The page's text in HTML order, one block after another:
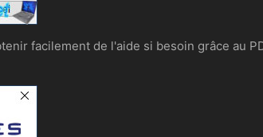
facilement de l'aide si besoin grâce au